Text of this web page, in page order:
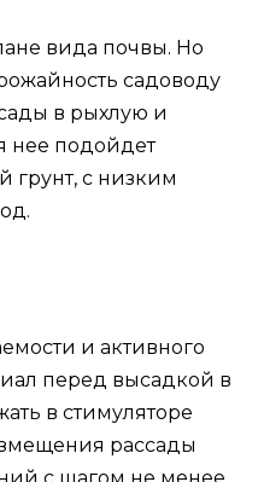
вида почвы. Но
садоводу
в рыхлую и
нее подойдет
грунт, с низким
и активного
перед высадкой в
в стимуляторе
рассады